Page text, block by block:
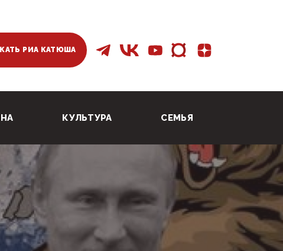
РИА КАТЮША
КУЛЬТУРА СЕМЬЯ